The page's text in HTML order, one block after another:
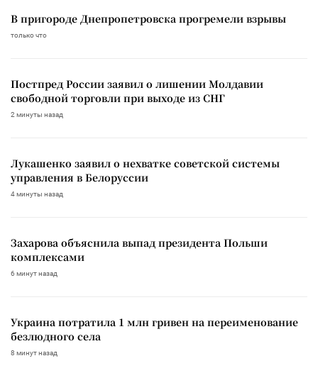
В пригороде Днепропетровска прогремели взрывы
только что
Постпред России заявил о лишении Молдавии
свободной торговли при выходе из СНГ
2 минуты назад
Лукашенко заявил о нехватке советской системы
управления в Белоруссии
4 минуты назад
Захарова объяснила выпад президента Польши
комплексами
6 минут назад
Украина потратила 1 млн гривен на переименование
безлюдного села
8 минут назад